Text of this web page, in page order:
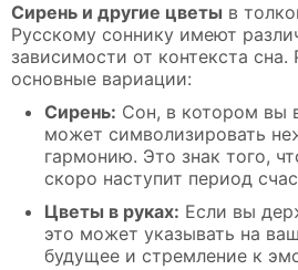
Сирень и другие цветы в
Русскому соннику имеют
зависимости от контекста
основные вариации:
Сирень: Сон, в котором вы
может символизировать
гармонию. Это знак того,
скоро наступит период
Цветы в руках: Если вы
это может указывать на
будущее и стремление к